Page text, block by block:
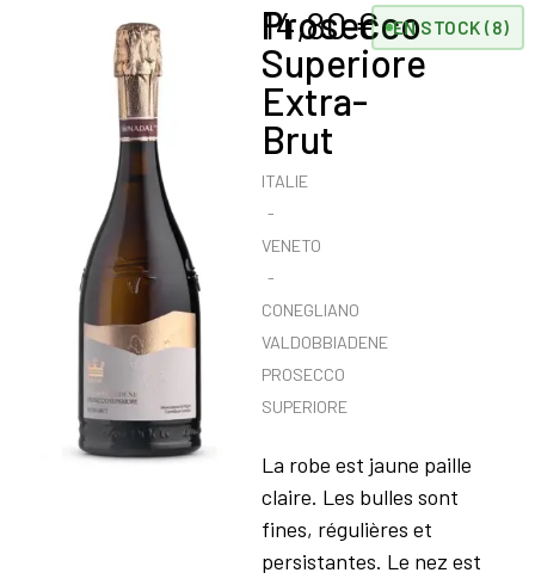
Prosecco
Superiore
Extra-
Brut
ITALIE
VENETO
CONEGLIANO
VALDOBBIADENE
PROSECCO
SUPERIORE
14,80€ EN STOCK (8)
La robe est jaune paille
claire. Les bulles sont
fines, régulières et
persistantes. Le nez est